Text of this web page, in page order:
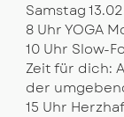
Samstag
8 Uhr YOGA
10 Uhr Slow-
Zeit für dich:
der
15 Uhr